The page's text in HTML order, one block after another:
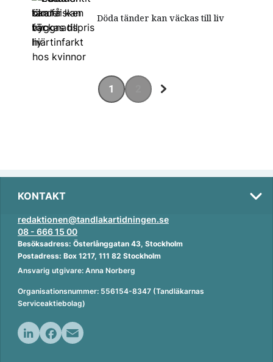
Parodontit ökar risken för
hjärtinfarkt hos kvinnor
Eastman kan få byggnadspris
Döda tänder kan väckas till liv
1
KONTAKT
redaktionen@tandlakartidningen.se
08 - 666 15 00
Besöksadress: Österlånggatan 43, Stockholm
Postadress: Box 1217, 111 82 Stockholm
Ansvarig utgivare: Anna Norberg
Organisationsnummer: 556154-8347 (Tandläkarnas
Serviceaktiebolag)